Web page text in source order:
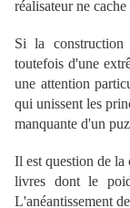
réalisateur ne
Si la construction
toutefois d'une
une attention
qui unissent les
manquante d'un
Il est question de la
livres dont le
L'anéantissement